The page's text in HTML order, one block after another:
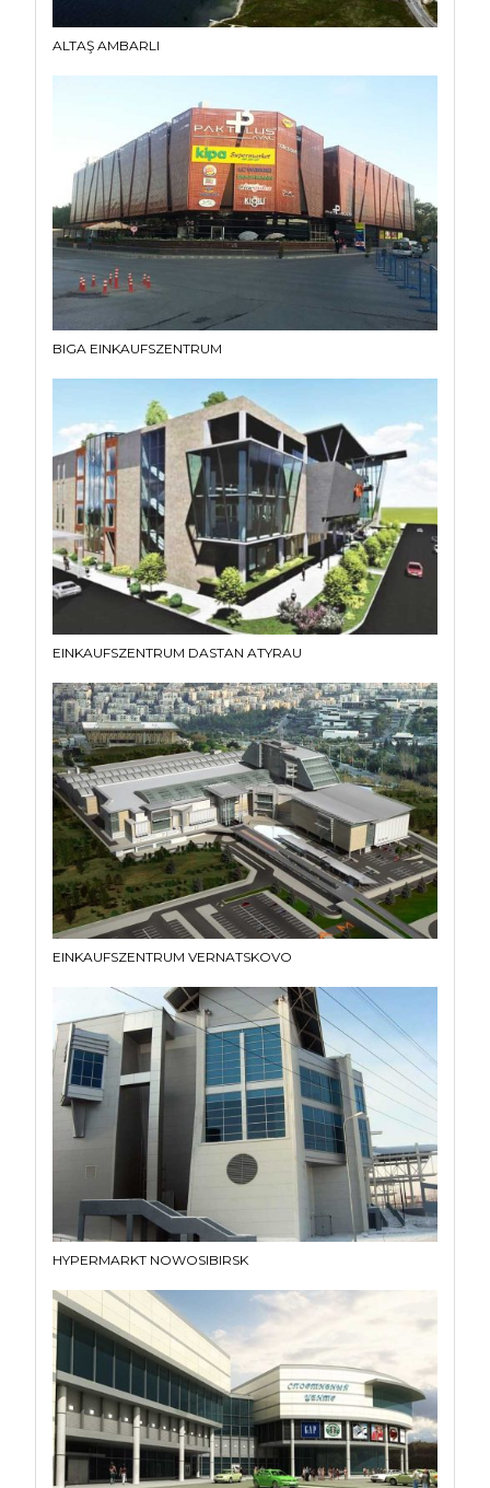
ALTAŞ AMBARLI
BIGA EINKAUFSZENTRUM
EINKAUFSZENTRUM DASTAN ATYRAU
EINKAUFSZENTRUM VERNATSKOVO
HYPERMARKT NOWOSIBIRSK